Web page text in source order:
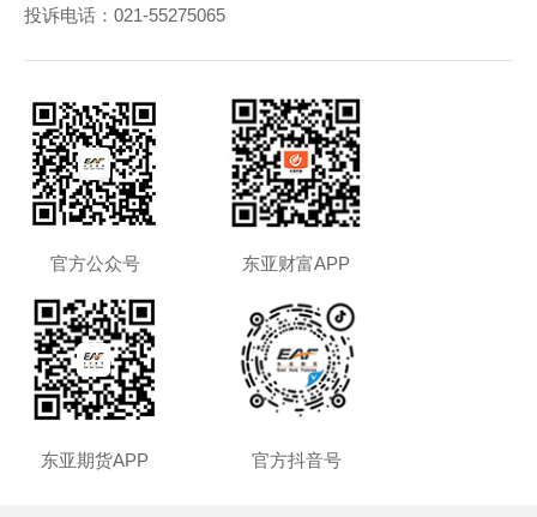
投诉电话： 021-55275065
官方公众号 东亚财富APP
东亚期货APP 官方抖音号